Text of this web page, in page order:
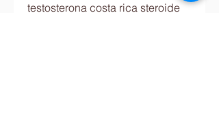
testosterona costa rica steroide